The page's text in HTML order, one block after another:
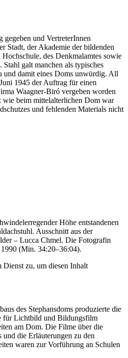
und VertreterInnen
Stadt, der Akademie der bildenden
des Denkmalamtes sowie
galt manchen als typisches
und damit eines Doms unwürdig. All
1945 der Auftrag für einen
Waagner-Biró vergeben worden
wie beim mittelalterlichen Dom war
und fehlenden Materials nicht
Höhe entstandenen
Ausschnitt aus der
– Lucca Chmel. Die Fotografin
(Min. 34:20–36:04).
Dienst zu, um diesen Inhalt
des Stephansdoms produzierte die
für Lichtbild und Bildungsfilm
am Dom. Die Filme über die
und die Erläuterungen zu den
waren zur Vorführung an Schulen